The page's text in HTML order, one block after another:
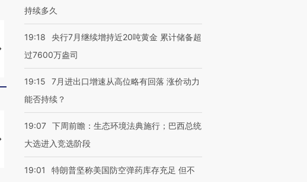
马航飞行员跨国走私7万
粒摇头丸 尿检体内含3种
育部长拱下台
飞地休达
【推广】走进第四届链博
会，让数智科技“链”接产
持续多久
19:18
央行7月继续增持近20吨黄金 累计储备超
过7600万盎司
19:15
7月进出口增速从高位略有回落 涨价动力
能否持续？
19:07 下周前瞻：生态环境法典施行；巴西总统
大选进入竞选阶段
19:01
特朗普坚称美国防空弹药库存充足 但不